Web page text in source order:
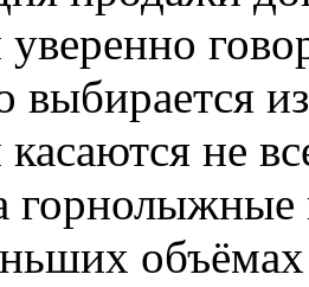
уверенно
выбирается
касаются не
горнолыжные